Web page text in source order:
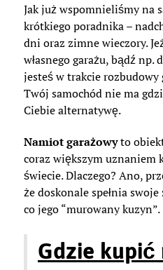
Jak już wspomnieliśmy na
krótkiego poradnika –
dni oraz zimne wieczory.
własnego garażu, bądź
jesteś w trakcie rozbudowy
Twój samochód nie ma
Ciebie alternatywę.
Namiot garażowyto
coraz większym uznaniem
świecie. Dlaczego? Ano,
że doskonale spełnia
co jego “murowany kuzyn”.
Gdzie kupić